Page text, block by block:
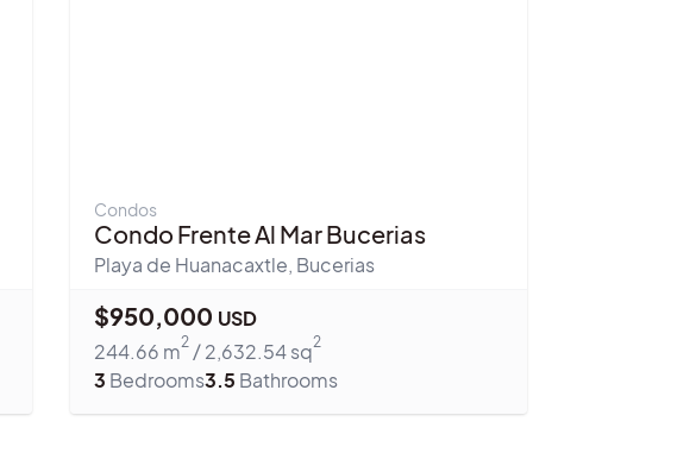
Condos
Condo Frente Al Mar Bucerias
Playa de Huanacaxtle, Bucerias
$950,000 USD
244.66 m2 /2,632.54sq2
3 Bedrooms3.5 Bathrooms